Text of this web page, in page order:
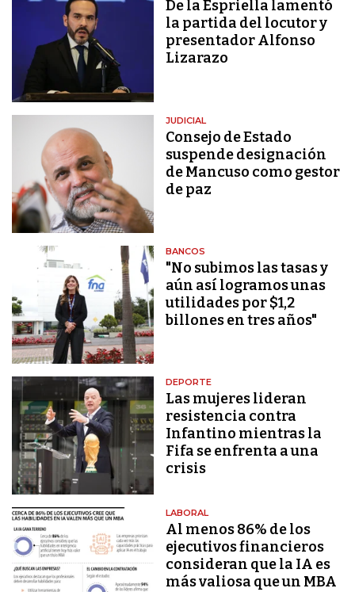
De la Espriella lamentó
la partida del locutor y
presentador Alfonso
Lizarazo
JUDICIAL
Consejo de Estado
suspende designación
de Mancuso como gestor
de paz
BANCOS
"No subimos las tasas y
aún así logramos unas
utilidades por $1,2
billones en tres años"
DEPORTE
Las mujeres lideran
resistencia contra
Infantino mientras la
Fifa se enfrenta a una
crisis
LABORAL
Al menos 86% de los
ejecutivos financieros
consideran que la IA es
más valiosa que un MBA